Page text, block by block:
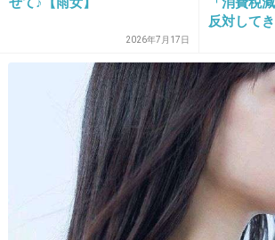
バーゲンという言い方は古い。
+18
2015/07/15(水) 16:45:47
購入動機、半額だから
2026年7月17日
反対して